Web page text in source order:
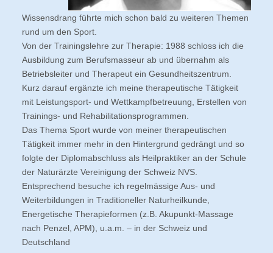
Wissensdrang führte mich schon bald zu weiteren Themen
rund um den Sport.
Von der Trainingslehre zur Therapie: 1988 schloss ich die
Ausbildung zum Berufsmasseur ab und übernahm als
Betriebsleiter und Therapeut ein Gesundheitszentrum.
Kurz darauf ergänzte ich meine therapeutische Tätigkeit
mit Leistungsport- und Wettkampfbetreuung, Erstellen von
Trainings- und Rehabilitationsprogrammen.
Das Thema Sport wurde von meiner therapeutischen
Tätigkeit immer mehr in den Hintergrund gedrängt und so
folgte der Diplomabschluss als Heilpraktiker an der Schule
der Naturärzte Vereinigung der Schweiz NVS.
Entsprechend besuche ich regelmässige Aus- und
Weiterbildungen in Traditioneller Naturheilkunde,
Energetische Therapieformen (z.B. Akupunkt-Massage
nach Penzel, APM), u.a.m. – in der Schweiz und
Deutschland